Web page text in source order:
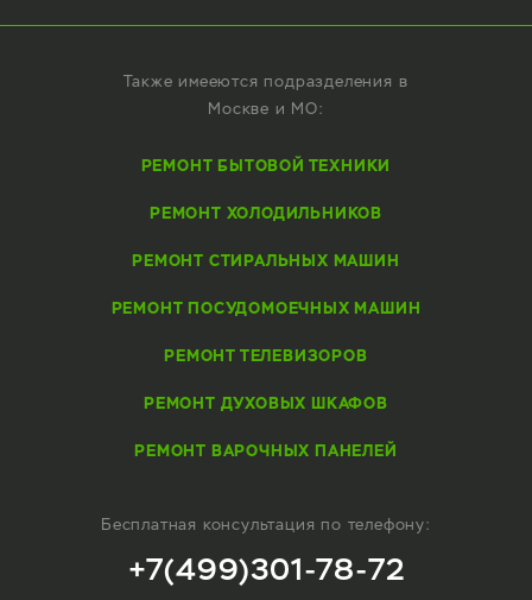
Также имееются подразделения в
Москве и МО:
РЕМОНТ БЫТОВОЙ ТЕХНИКИ
РЕМОНТ ХОЛОДИЛЬНИКОВ
РЕМОНТ СТИРАЛЬНЫХ МАШИН
РЕМОНТ ПОСУДОМОЕЧНЫХ МАШИН
РЕМОНТ ТЕЛЕВИЗОРОВ
РЕМОНТ ДУХОВЫХ ШКАФОВ
РЕМОНТ ВАРОЧНЫХ ПАНЕЛЕЙ
Бесплатная консультация по телефону:
+7(499)301-78-72